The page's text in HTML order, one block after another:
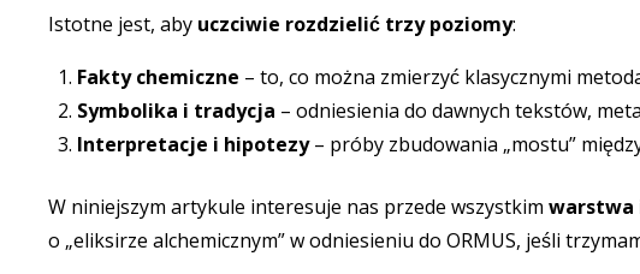
Istotne jest, aby uczciwie rozdzielić trzy poziomy:
Fakty chemiczne – to, co można zmierzyć klasycznymi
Symbolika i tradycja – odniesienia do dawnych tekstów,
Interpretacje i hipotezy– próby zbudowania „mostu”
W niniejszym artykule interesuje nas przede wszystkim warstwa
o „eliksirze alchemicznym” w odniesieniu do ORMUS, jeśli